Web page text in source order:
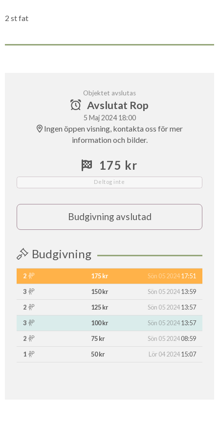
2 st fat
Objektet avslutas
Avslutat Rop
5 Maj 2024 18:00
Ingen öppen visning, kontakta oss för mer
information och bilder.
175 kr
Deltog inte
Budgivning avslutad
Budgivning
2 175 kr Sön 05 202417:51
3
150 kr Sön 05 202413:59
2
125 kr Sön 05 202413:57
3
100 kr Sön 05 202413:57
2
75 kr Sön 05 202408:59
1
50 kr Lör 04 202415:07